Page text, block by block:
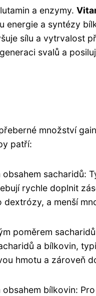
a enzymy.
energie a syntézy
sílu a vytrvalost
svalů a
množství
patří:
obsahem sacharidů:
rychle doplnit
dextrózy, a menší
poměrem
a bílkovin,
hmotu a zároveň
bílkovin: